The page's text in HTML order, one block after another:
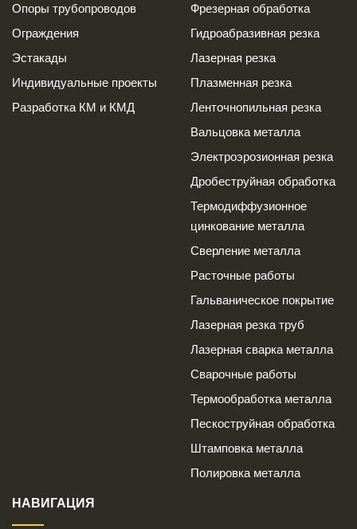
Опоры трубопроводов
Ограждения
Эстакады
Индивидуальные проекты
Разработка КМ и КМД
Фрезерная обработка
Гидроабразивная резка
Лазерная резка
Плазменная резка
Ленточнопильная резка
Вальцовка металла
Электроэрозионная резка
Дробеструйная обработка
Термодиффузионное
цинкование металла
Сверление металла
Расточные работы
Гальваническое покрытие
Лазерная резка труб
Лазерная сварка металла
Сварочные работы
Термообработка металла
Пескоструйная обработка
Штамповка металла
Полировка металла
НАВИГАЦИЯ